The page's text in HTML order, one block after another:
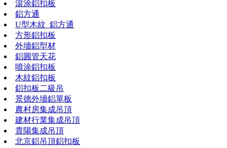
滾涂鋁扣板
鋁方通
U型木紋_鋁方通
方形鋁扣板
外墻鋁型材
鋁圓管天花
噴涂鋁扣板
木紋鋁扣板
鋁扣板二級吊
景德外墻鋁單板
農村房集成吊頂
建材行業集成吊頂
貴陽集成吊頂
北京鋁吊頂鋁扣板